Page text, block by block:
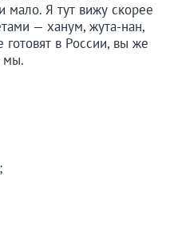
мало. Я тут вижу скорее
— ханум, жута-нан,
в России, вы же
мы.